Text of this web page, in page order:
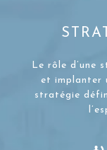
Le rôle d’une
et implanter
stratégie